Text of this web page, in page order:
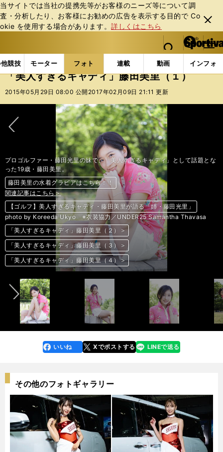
当サイトでは当社の提携先等がお客様のニーズ等について調
査・分析したり、お客様にお勧めの広告を表⽰する⽬的で Co
okie を使⽤する場合があります。詳しくはこちら
閉じ
る
web Sportiva (webスポルティーバ)
検索
マイペ
ー
ジ
メニュ
競技 モーター フォト 連載 動画 インフォ
b
ス
ポ
ル
ー
バ
フォトギャラリー スポーツビーナスギャラリー 「
「美人すぎるキャディ」藤田美里（１）
2015年05月29日 08:00 公開 2017年02月09日 21:11 更新
次へ
プロゴルファー・藤田光里の妹で、「美人すぎるキャディ」として話題とな
った19歳・藤田美里。
藤田美里の水着グラビアはこちら！！
関連記事はこちら＞
【ゴルフ】美人すぎるキャディ・藤田美里が語る「姉・藤田光里」
photo by Koreeda Ukyo ※衣装協力／UNDER25 Samantha Thavasa
「美人すぎるキャディ」藤田美里（２）＞
「美人すぎるキャディ」藤田美里（３）＞
「美人すぎるキャディ」藤田美里（４）＞
藤田美里の水着グラビアはこちら！！
関連記事はこちら＞
【ゴルフ】美人すぎるキャディ・藤田美里が語る「姉・藤田光里」
「美人すぎるキャディ」藤田美里（２）＞
「美人すぎるキャディ」藤田美里（３）＞
「美人すぎるキャディ」藤田美里（４）＞
藤田美里の水着グラビアはこちら！！
関連記事はこちら＞
【ゴルフ】美人すぎるキャディ・藤田美里が語る「姉・藤田光里」
「美人すぎるキャディ」藤田美里（２）＞
「美人すぎるキャディ」藤田美里（３）＞
「美人すぎるキャディ」藤田美里（４）＞
藤田美里の水着グラビアはこちら！！
関連記事はこちら＞
【ゴルフ】美人すぎるキャディ・藤田美里が語る「姉・藤田光里」
「美人すぎるキャディ」藤田美里（２）＞
「美人すぎるキャディ」藤田美里（３）＞
「美人すぎるキャディ」藤田美里（４）＞
前へ
faceboo
k
いいね Xでポストする
line LINEで送る
その他のフォトギャラリー